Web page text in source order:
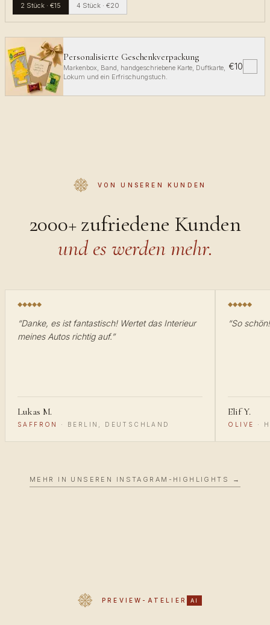
2 Stück · €15 4 Stück · €20
Personalisierte Geschenkverpackung
Markenbox, Band, handgeschriebene Karte, Duftkarte,
Lokum und ein Erfrischungstuch.
€10
VON UNSEREN KUNDEN
2000+ zufriedene Kunden
und es werden mehr.
“Danke, es ist fantastisch! Wertet das Interieur
meines Autos richtig auf.”
Lukas M.
SAFFRON · BERLIN, DEUTSCHLAND
“So schön!
Elif Y.
OLIVE ·
MEHR IN UNSEREN INSTAGRAM-HIGHLIGHTS →
PREVIEW-ATELIER AI